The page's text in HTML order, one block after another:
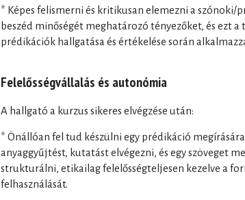
* Képes felismerni és kritikusan elemezni a szónoki/
beszéd minőségét meghatározó tényezőket, és ezt a
prédikációk hallgatása és értékelése során
Felelősségvállalás és autonómia
A hallgató a kurzus sikeres elvégzése után:
* Önállóan fel tud készülni egy prédikáció
anyaggyűjtést, kutatást elvégezni, és egy szöveget
strukturálni, etikailag felelősségteljesen kezelve a
felhasználását.